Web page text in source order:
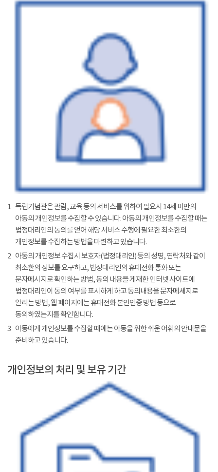
1 독립기념관은 관람, 교육 등의 서비스를 위하여 필요시 14세 미만의
아동의 개인정보를 수집할 수 있습니다. 아동의 개인정보를 수집할 때는
법정대리인의 동의를 얻어 해당 서비스 수행에 필요한 최소한의
개인정보를 수집하는 방법을 마련하고 있습니다.
2 아동의 개인정보 수집시 보호자(법정대리인) 등의 성명, 연락처와 같이
최소한의 정보를 요구하고, 법정대리인의 휴대전화 통화 또는
문자메시지로 확인하는 방법, 동의 내용을 게재한 인터넷 사이트에
법정대리인이 동의 여부를 표시하게 하고 동의내용을 문자메세지로
알리는 방법, 웹 페이지에는 휴대전화 본인인증 방법 등으로
동의하였는지를 확인합니다.
3 아동에게 개인정보를 수집할 때에는 아동을 위한 쉬운 어휘의 안내문을
준비하고 있습니다.
개인정보의 처리 및 보유 기간